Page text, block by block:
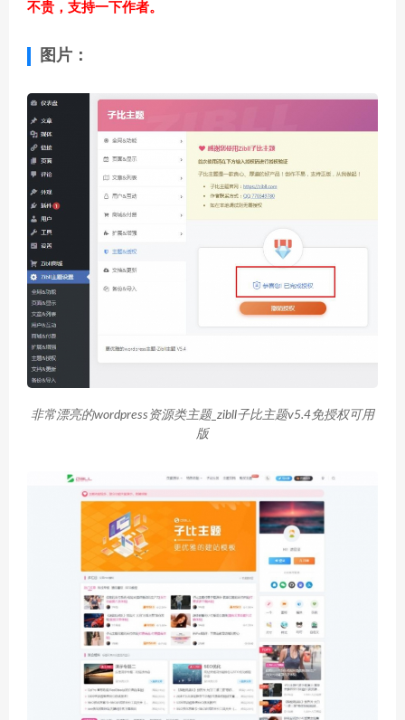
不贵，支持一下作者。
图片：
非常漂亮的wordpress资源类主题_zibll子比主题v5.4免授权可用
版